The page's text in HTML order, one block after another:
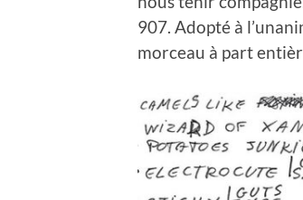
907. Adopté à
morceau à part